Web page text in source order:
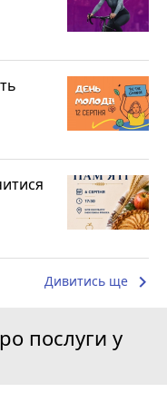
Дивитись ще keyboard_arrow_right
послуги у